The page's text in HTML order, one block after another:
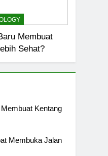
Membuat
Sehat?
Kentang
Membuka Jalan